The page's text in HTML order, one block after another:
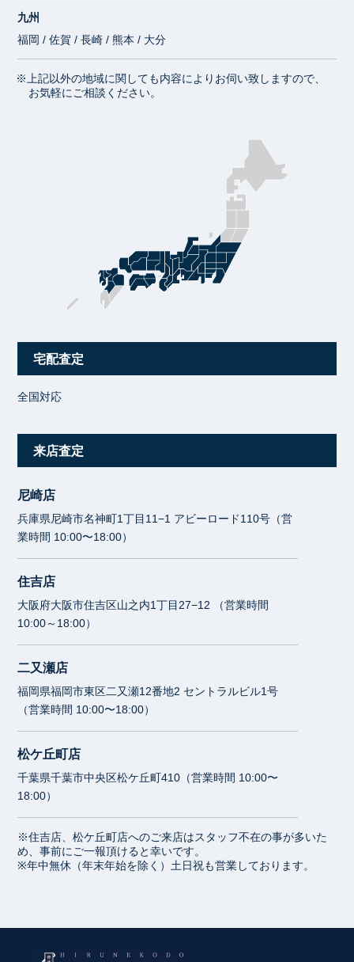
九州
福岡 / 佐賀 / 長崎 / 熊本 / 大分
※上記以外の地域に関しても内容によりお伺い致しますので、
お気軽にご相談ください。
宅配査定
全国対応
来店査定
尼崎店
兵庫県尼崎市名神町1丁目11−1 アビーロード110号（営
業時間 10:00〜18:00）
住吉店
大阪府大阪市住吉区山之内1丁目27−12 （営業時間
10:00～18:00）
二又瀬店
福岡県福岡市東区二又瀬12番地2 セントラルビル1号
（営業時間 10:00〜18:00）
松ケ丘町店
千葉県千葉市中央区松ケ丘町410（営業時間 10:00〜
18:00）
※住吉店、松ケ丘町店へのご来店はスタッフ不在の事が多いた
め、事前にご一報頂けると幸いです。
※年中無休（年末年始を除く）土日祝も営業しております。